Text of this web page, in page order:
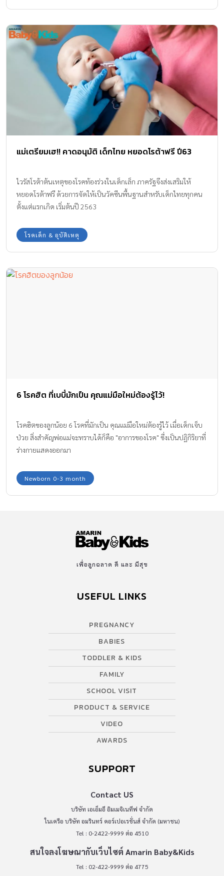
เป็นอย่างไร สาเหตุของโรคหัวใจในเด็ก ที่ควรเฝ้าระวัง รักษาโรคหัวใจ
ในเด็ก โดยกุมารแพทย์โรคหัวใจเฉพาะทาง กุมารแพทย์โรคหัวใจ
เฉพาะทาง ที่โรงพยาบาลวิภาวดี ทำความรู้จัก “โรคหัวใจในเด็ก” คือ
อะไร อาการเป็นอย่างไร โรคหัวใจในเด็กสามารถแบ่งออกเป็น 2
ประเภทหลัก คือโรคหัวใจพิการแต่กำเนิด ซึ่งเกิดจากโครงสร้างหัวใจ
ผิดปกติตั้งแต่อยู่ในครรภ์ มีทั้งชนิดเขียวและไม่เขียว และโรคหัวใจที่
เกิดขึ้นภายหลัง เช่น โรคคาวาซากิ ไข้รูมาติก และกล้ามเนื้อหัวใจ
อักเสบจากเชื้อไวรัส ซึ่งอาจรุนแรงจนนำไปสู่ภาวะหัวใจวายเฉียบพลัน
ได้ สังเกตสัญญาณเตือนโรคหัวใจในเด็กจากอาการเหนื่อยง่าย หายใจ
หอบขณะออกกำลังกาย หรือเหนื่อยจนตัวเขียวคล้ำบริเวณริมฝีปาก
และเล็บขณะดูดนม ร่วมกับอาการน้ำหนักไม่ขึ้นตามเกณฑ์ เลี้ยงไม่โต
เต้นผิดปกติจากการตรวจโดยแพทย์ หากพบอาการเหล่านี้ ศูนย์กุมาร
เวช โรงพยาบาลวิภาวดี แนะนำให้พาเด็กมาพบแพทย์เฉพาะทางเพื่อ
ตรวจวินิจฉัยอย่างละเอียดทันที สาเหตุของโรคหัวใจในเด็ก ที่ควรเฝ้า
แวดล้อมที่ส่งผลต่อพัฒนาการของหัวใจทารกตั้งแต่ในครรภ์ หมอเด็ก
จากโรงพยาบาลวิภาวดี ขอสรุปสาเหตุสำคัญที่ต้องเฝ้าระวังดังนี้ อายุ
ของคุณแม่: การตั้งครรภ์ในช่วงอายุน้อยกว่า […]
แม่เตรียมเฮ!! คาดอนุมัติ เด็กไทย หยอดโรต้าฟรี ปี63
ไวรัสโรต้าต้นเหตุของโรคท้องร่วงในเด็กเล็ก ภาครัฐจึงส่งเสริมให้
หยอดโรต้าฟรี ด้วยการจัดให้เป็นวัคซีนพื้นฐานสำหรับเด็กไทยทุกคน
ตั้งแต่แรกเกิด เริ่มต้นปี 2563
โรคเด็ก & อุบัติเหตุ
6 โรคฮิต ที่เบบี๋มักเป็น คุณแม่มือใหม่ต้องรู้ไว้!
โรคฮิตของลูกน้อย 6 โรคที่มักเป็น คุณแม่มือใหม่ต้องรู้ไว้ เมื่อเด็กเจ็บ
ป่วย สิ่งสำคัญพ่อแม่จะทราบได้ก็คือ "อาการของโรค" ซึ่งเป็นปฏิกิริยาที่
ร่างกายแสดงออกมา
Newborn 0-3 month
เพื่อลูกฉลาด ดี และ มีสุข
USEFUL LINKS
PREGNANCY
BABIES
TODDLER & KIDS
FAMILY
SCHOOL VISIT
PRODUCT & SERVICE
VIDEO
AWARDS
SUPPORT
Contact US
บริษัท เอเอ็มอี อิมเมจิเนทีฟ จำกัด
ในเครือ บริษัท อมรินทร์ คอร์เปอเรชั่นส์ จำกัด (มหาชน)
Tel : 0-2422-9999 ต่อ 4510
สนใจลงโฆษณากับเว็บไซต์ Amarin Baby&Kids
Tel : 02-422-9999 ต่อ 4775